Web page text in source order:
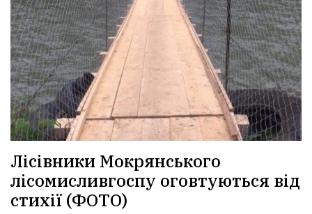
Лісівники Мокрянського
лісомисливгоспу оговтуються від
стихії (ФОТО)